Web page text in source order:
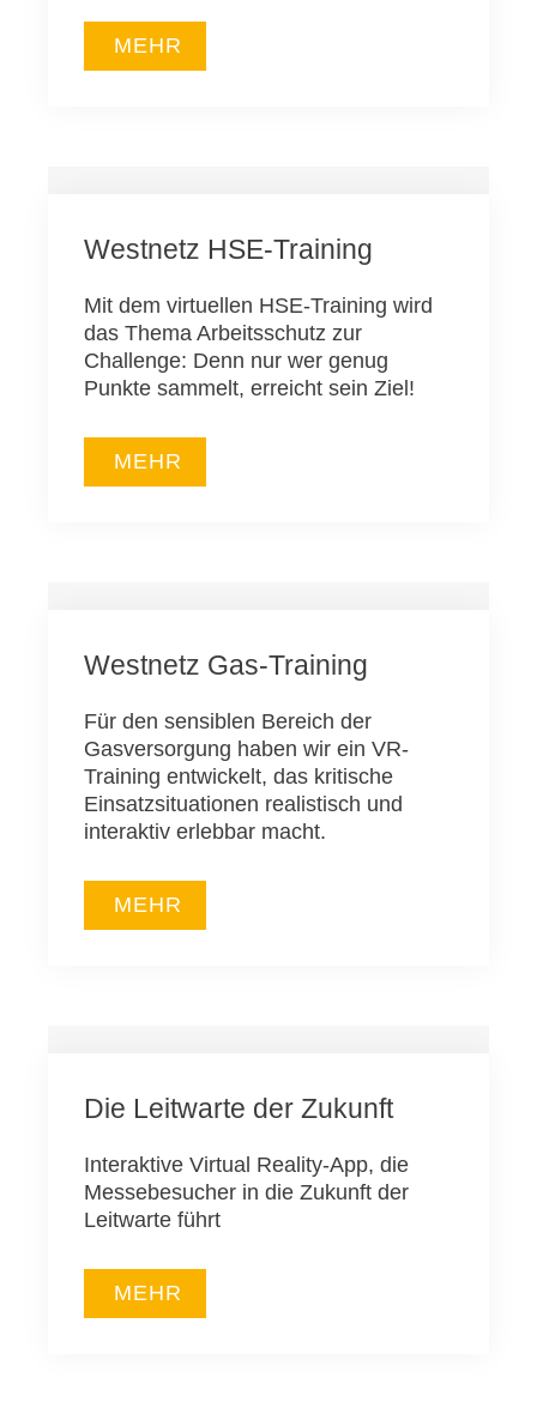
MEHR
Westnetz HSE-Training
Mit dem virtuellen HSE-Training wird
das Thema Arbeitsschutz zur
Challenge: Denn nur wer genug
Punkte sammelt, erreicht sein Ziel!
MEHR
Westnetz Gas-Training
Für den sensiblen Bereich der
Gasversorgung haben wir ein VR-
Training entwickelt, das kritische
Einsatzsituationen realistisch und
interaktiv erlebbar macht.
MEHR
Die Leitwarte der Zukunft
Interaktive Virtual Reality-App, die
Messebesucher in die Zukunft der
Leitwarte führt
MEHR